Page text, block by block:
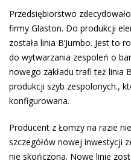
Przedsiębiorstwo
firmy Glaston. Do produkcji
została linia B’Jumbo. Jest to
do wytwarzania zespoleń o
nowego zakładu trafi też linia
produkcji szyb zespolonych.,
konfigurowana.
Producent z Łomży na razie
szczegółów nowej inwestycji
nie skończona. Nowe linie